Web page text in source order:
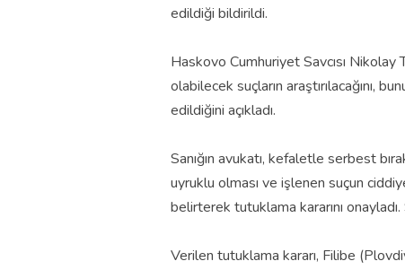
edildiği bildirildi.
Haskovo Cumhuriyet Savcısı Nikolay
olabilecek suçların araştırılacağını,
edildiğini açıkladı.
Sanığın avukatı, kefaletle serbest
uyruklu olması ve işlenen suçun
belirterek tutuklama kararını
Verilen tutuklama kararı, Filibe